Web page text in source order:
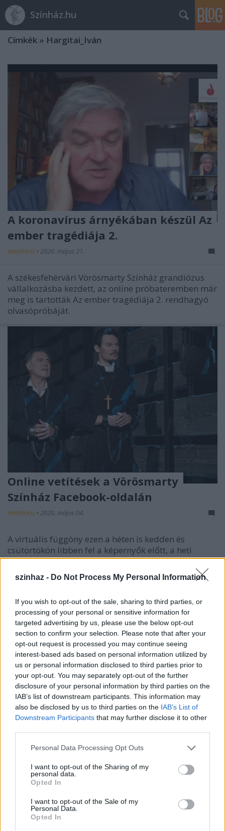
szinhaz - Do Not Process My Personal Information
If you wish to opt-out of the sale, sharing to third parties, or
processing of your personal or sensitive information for
targeted advertising by us, please use the below opt-out
section to confirm your selection. Please note that after your
opt-out request is processed you may continue seeing
interest-based ads based on personal information utilized by
us or personal information disclosed to third parties prior to
your opt-out. You may separately opt-out of the further
disclosure of your personal information by third parties on the
IAB’s list of downstream participants. This information may
also be disclosed by us to third parties on the IAB’s List of
Downstream Participants that may further disclose it to other
Please note that this website/app uses one or more Google
not limited to your visit or usage behaviour. You may click to
grant or deny consent to Google and its third-party tags to
use your data for below specified purposes in below Google
consent section.
Personal Data Processing Opt Outs
I want to opt-out of the Sharing of my
personal data.
Opted In
I want to opt-out of the Sale of my
Personal Data.
Opted In
Színház.hu
Címkék » Hargitai_Iván
A koronavírus árnyékában készül Az
ember tragédiája 2.
mtothorsi • 2020. május 21.
A székesfehérvári Vörösmarty Színház grandiózus
vállalkozásba kezdett, az online próbateremben már
meg is tartották Az ember tragédiája 2. rendhagyó
olvasópróbáját.
Online vetítések a Vörösmarty
Színház Facebook-oldalán
mtothorsi • 2020. május 04.
A virtuális függöny ezen a héten is kedden és
csütörtökön libben fel a képernyők előtt, a heti
menü: Perelj, Uram! és A fösvény.
Színház is a netre költözik
mtothorsi•2020. április 24.
Indul a Vörösmarty Színház online
közvetítéssorozata, melynek keretében igazi
sikerdarabokat élvezhetünk majd a kanapéról.